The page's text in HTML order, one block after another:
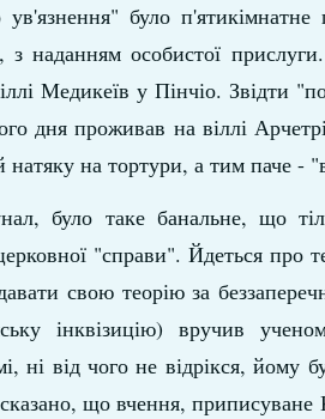
було
наданням особистої
Медикеїв у Пінчіо. Звідти
дня проживав на віллі
на тортури, а тим паче -
було таке банальне, що
"справи". Йдеться про
свою теорію за
інквізицію) вручив
ні від чого не відрікся, йому
що вчення, приписуване